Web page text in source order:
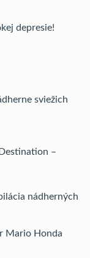
depresie!
sviežich
–
nádherných
Mario Honda